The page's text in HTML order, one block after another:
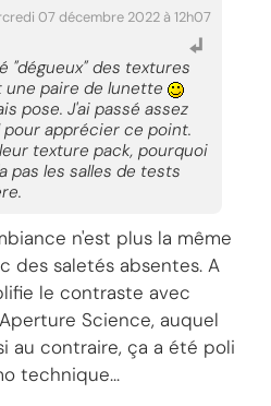
07 décembre 2022 à 12h07
"dégueux" des textures
une paire de lunette
pose. J'ai passé assez
apprécier ce point.
texture pack, pourquoi
pas les salles de tests
n'est plus la même
des saletés absentes. A
le contraste avec
Science, auquel
au contraire, ça a été poli
technique...